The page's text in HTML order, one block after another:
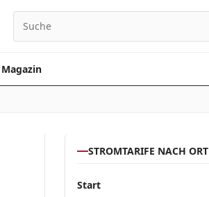
Magazin
STROMTARIFE NACH ORT
Start